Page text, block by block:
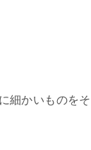
細かいものをそ